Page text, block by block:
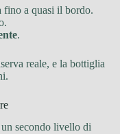
fino a quasi il bordo.
.
reale, e la bottiglia
secondo livello di